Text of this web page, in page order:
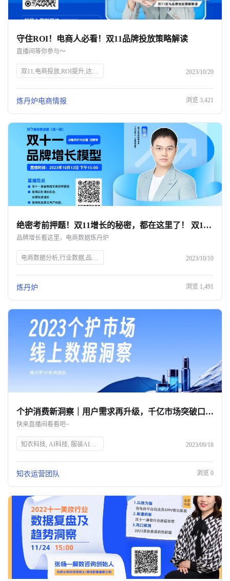
活动中心
关于我们
公司介绍
商机推荐
行业报告
守住ROI！电商人必看！双11品牌投放策略解读
直播间等你参与～
双11,电商投放,ROI提升,达人筛选,预算控制,品牌策略,抖、红平台,炼丹炉大数据,知衣科技,AI科技 2023/10/20
炼丹炉电商情报 浏览 3,421
绝密考前押题！双11增长的秘密，都在这里了！ 双11只能眼睁睁看着别人爆单？💔
品牌增长看这里，电商数据炼丹炉
电商数据分析,行业数据,品牌数据,店铺数据,商品数据,炼丹炉,全域数据覆盖,市场规模,行业发展趋势 2023/10/10
炼丹炉 浏览 1,491
个护消费新洞察｜用户需求再升级，千亿市场突破口究竟在何方？
快来直播间看看吧~
知衣科技, AI科技, 服装AI大数据, 个护消费趋势, 消费者需求, 个人护理, 精细化消费, 品牌突破, 直播预告, 数据洞察 2023/09/18
知衣运营团队 浏览 0